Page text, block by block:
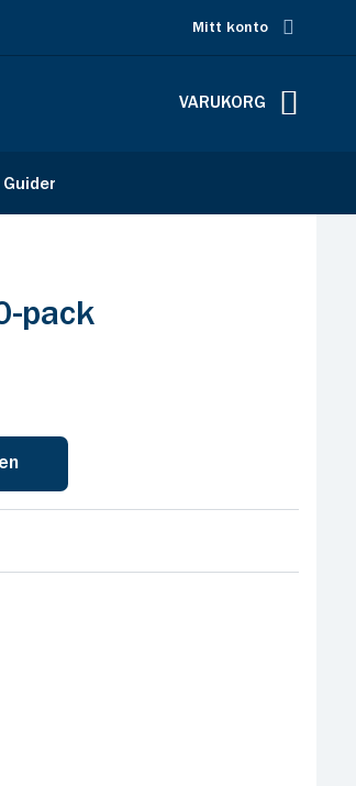
Mitt konto
VARUKORG
Guider
pack